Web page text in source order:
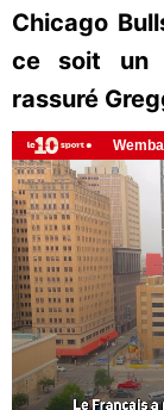
Chicago
ce soit un
rassuré